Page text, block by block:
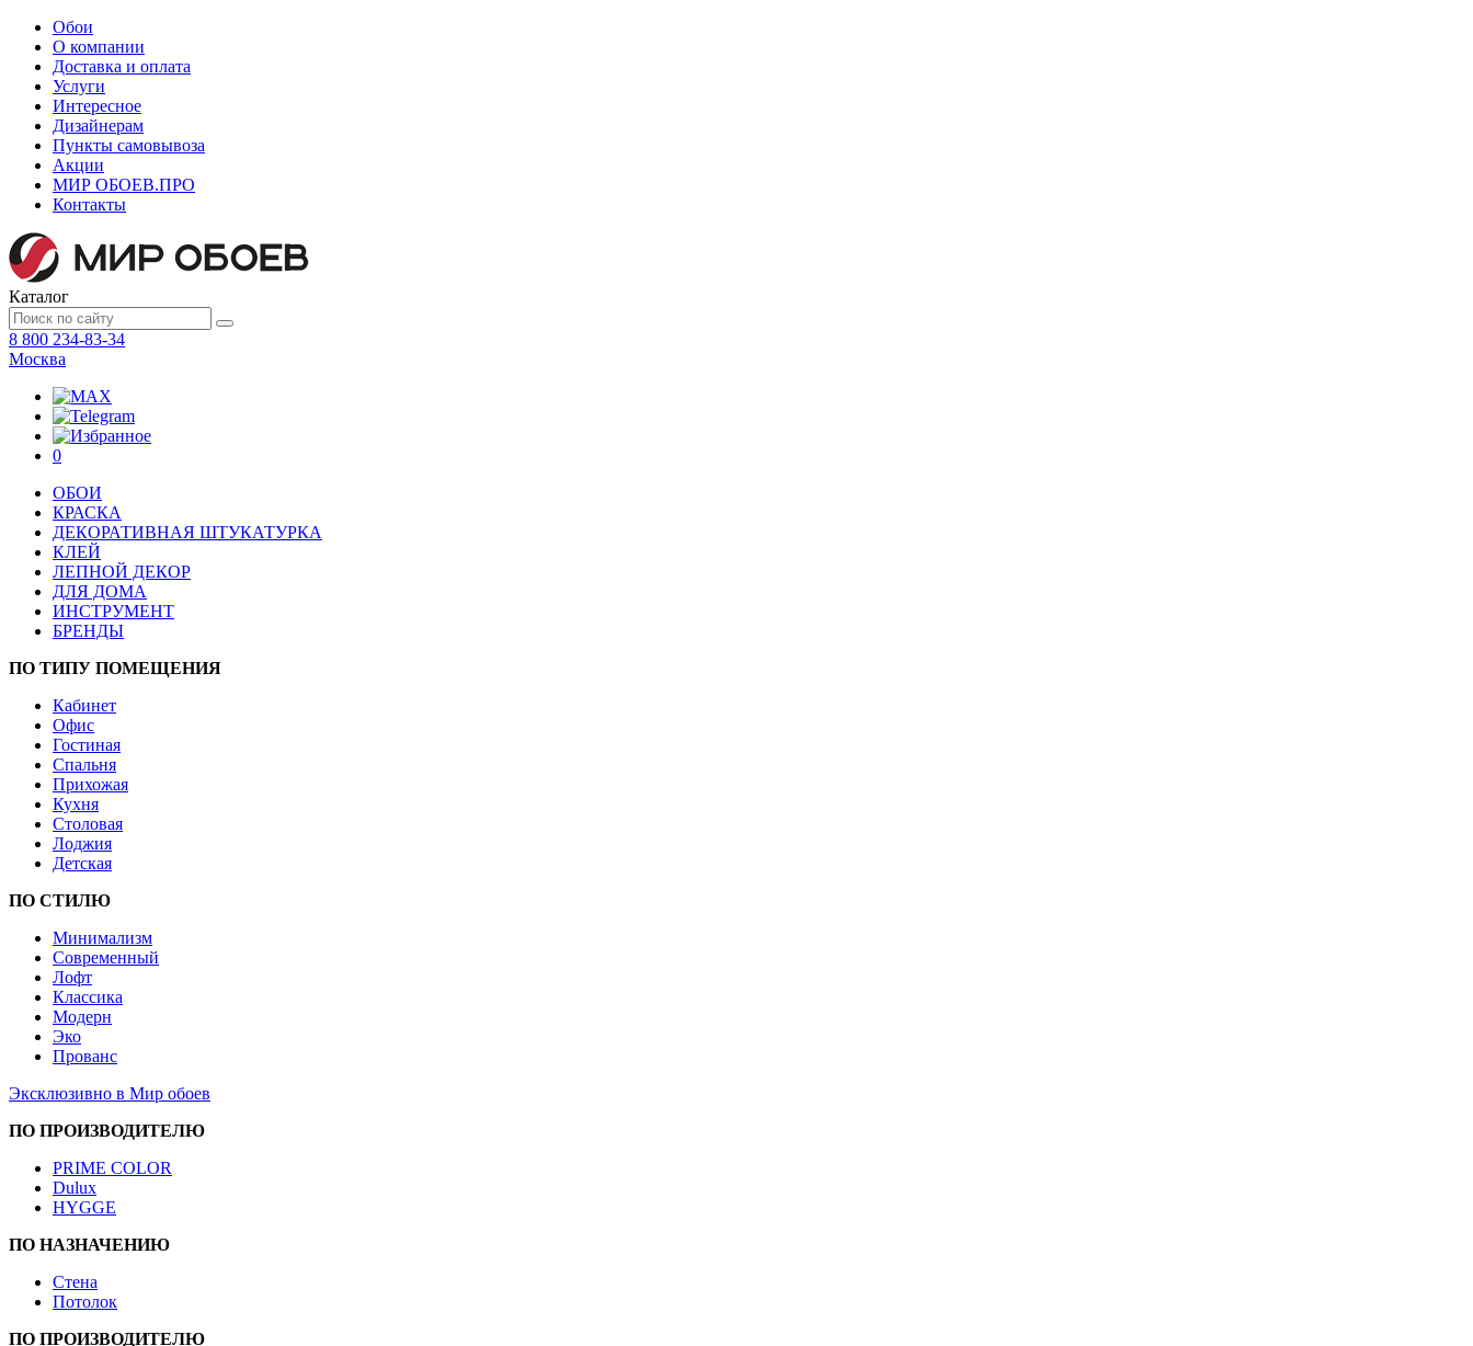
Обои
О компании
Доставка и оплата
Услуги
Интересное
Дизайнерам
Пункты самовывоза
Акции
МИР ОБОЕВ.ПРО
Контакты
Каталог
8 800 234-83-34
Москва
0
ОБОИ
КРАСКА
ДЕКОРАТИВНАЯ ШТУКАТУРКА
КЛЕЙ
ЛЕПНОЙ ДЕКОР
ДЛЯ ДОМА
ИНСТРУМЕНТ
БРЕНДЫ
ПО ТИПУ ПОМЕЩЕНИЯ
Кабинет
Офис
Гостиная
Спальня
Прихожая
Кухня
Столовая
Лоджия
Детская
ПО СТИЛЮ
Минимализм
Современный
Лофт
Классика
Модерн
Эко
Прованс
Эксклюзивно в Мир обоев
ПО ПРОИЗВОДИТЕЛЮ
PRIME COLOR
Dulux
HYGGE
ПО НАЗНАЧЕНИЮ
Стена
Потолок
ПО ПРОИЗВОДИТЕЛЮ